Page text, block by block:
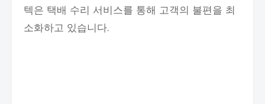
텍은 택배 수리 서비스를 통해 고객의 불편을 최
소화하고 있습니다.